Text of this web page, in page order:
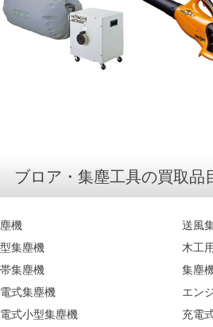
ブロア・集塵工具の買取品
機
集塵機
集塵機
式集塵機
式小型集塵機
送風
木工
集塵
エン
充電